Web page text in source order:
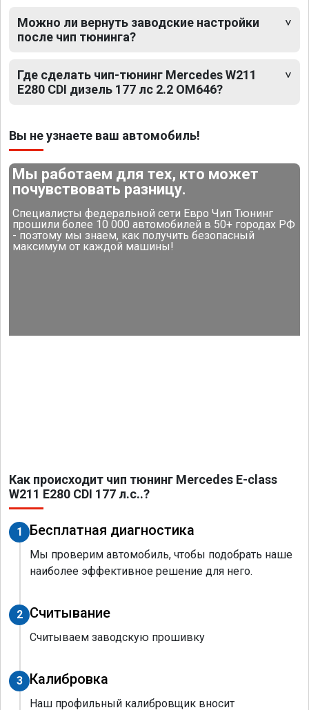
Можно ли вернуть заводские настройки
после чип тюнинга?
Где сделать чип-тюнинг Mercedes W211
E280 CDI дизель 177 лс 2.2 OM646?
Вы не узнаете ваш автомобиль!
Мы работаем для тех, кто может
почувствовать разницу.
Специалисты федеральной сети Евро Чип Тюнинг
прошили более 10 000 автомобилей в 50+ городах РФ
- поэтому мы знаем, как получить безопасный
максимум от каждой машины!
Как происходит чип тюнинг Mercedes E-class
W211 E280 CDI 177 л.с..?
1 Бесплатная диагностика
Мы проверим автомобиль, чтобы подобрать наше
наиболее эффективное решение для него.
2 Считывание
Считываем заводскую прошивку
3 Калибровка
Наш профильный калибровщик вносит